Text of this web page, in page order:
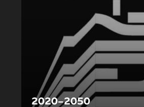
2020–2050